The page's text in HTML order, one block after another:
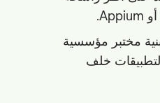
مختبر مؤسسية
خلف